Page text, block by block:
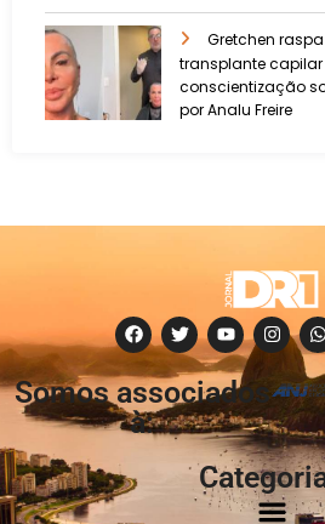
Gretchen
transplante
conscientização
por Analu Freire
Somos associados
à: